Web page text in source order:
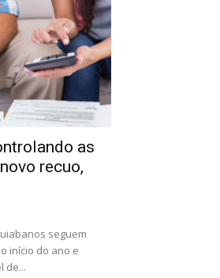
as
recuo,
seguem
início do ano e
de...